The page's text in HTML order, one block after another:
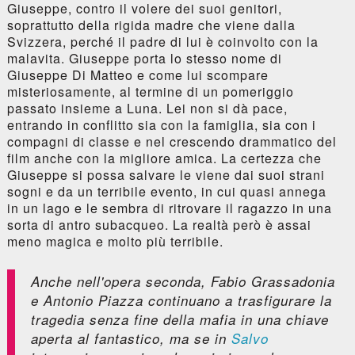
Giuseppe, contro il volere dei suoi genitori,
soprattutto della rigida madre che viene dalla
Svizzera, perché il padre di lui è coinvolto con la
malavita. Giuseppe porta lo stesso nome di
Giuseppe Di Matteo e come lui scompare
misteriosamente, al termine di un pomeriggio
passato insieme a Luna. Lei non si dà pace,
entrando in conflitto sia con la famiglia, sia con i
compagni di classe e nel crescendo drammatico del
film anche con la migliore amica. La certezza che
Giuseppe si possa salvare le viene dai suoi strani
sogni e da un terribile evento, in cui quasi annega
in un lago e le sembra di ritrovare il ragazzo in una
sorta di antro subacqueo. La realtà però è assai
meno magica e molto più terribile.
Anche nell'opera seconda, Fabio Grassadonia
e Antonio Piazza continuano a trasfigurare la
tragedia senza fine della mafia in una chiave
aperta al fantastico, ma se in Salvo